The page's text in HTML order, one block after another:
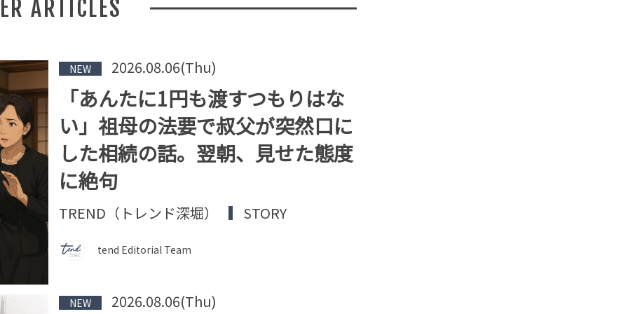
ARTICLES
NEW 2026.08.06(Thu)
「あんたに1円も渡すつもりはな
い」祖母の法要で叔父が突然口に
した相続の話。翌朝、見せた態度
に絶句
TREND（トレンド深堀） STORY
tend Editorial Team
NEW 2026.08.06(Thu)